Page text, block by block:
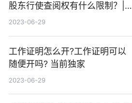
股东行使查阅权有什么限制？|资
讯
2023-06-29
工作证明怎么开?工作证明可以
随便开吗? 当前独家
2023-06-29